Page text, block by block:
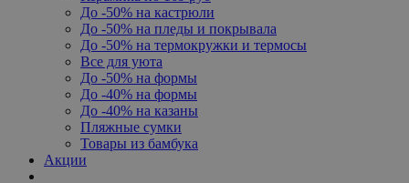
До -50% на кастрюли
До -50% на пледы и покрывала
До -50% на термокружки и термосы
Все для уюта
До -50% на формы
До -40% на формы
До -40% на казаны
Пляжные сумки
Товары из бамбука
Акции